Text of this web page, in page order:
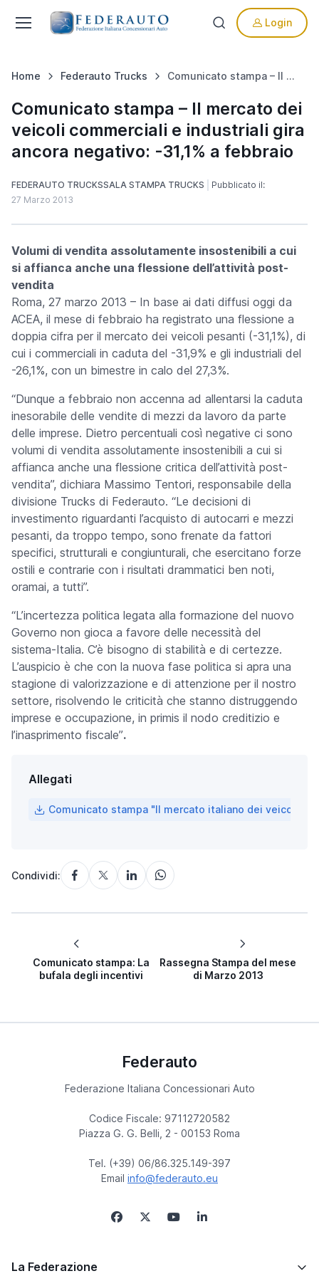
Login
Home Federauto Trucks Comunicato stampa – Il mercato dei veicoli commerciali e industriali gira ancora negativo: -31,1% a febbraio
Comunicato stampa – Il mercato dei
veicoli commerciali e industriali gira
ancora negativo: -31,1% a febbraio
FEDERAUTO TRUCKSSALA STAMPA TRUCKS
Pubblicato il:
27 Marzo 2013
Volumi di vendita assolutamente insostenibili a cui
si affianca anche una flessione dell’attività post-
vendita
Roma, 27 marzo 2013 – In base ai dati diffusi oggi da
ACEA, il mese di febbraio ha registrato una flessione a
doppia cifra per il mercato dei veicoli pesanti (-31,1%), di
cui i commerciali in caduta del -31,9% e gli industriali del
-26,1%, con un bimestre in calo del 27,3%.
“Dunque a febbraio non accenna ad allentarsi la caduta
inesorabile delle vendite di mezzi da lavoro da parte
delle imprese. Dietro percentuali così negative ci sono
volumi di vendita assolutamente insostenibili a cui si
affianca anche una flessione critica dell’attività post-
vendita”, dichiara Massimo Tentori, responsabile della
divisione Trucks di Federauto. “Le decisioni di
investimento riguardanti l’acquisto di autocarri e mezzi
pesanti, da troppo tempo, sono frenate da fattori
specifici, strutturali e congiunturali, che esercitano forze
ostili e contrarie con i risultati drammatici ben noti,
oramai, a tutti”.
“L’incertezza politica legata alla formazione del nuovo
Governo non gioca a favore delle necessità del
sistema-Italia. C’è bisogno di stabilità e di certezze.
L’auspicio è che con la nuova fase politica si apra una
stagione di valorizzazione e di attenzione per il nostro
settore, risolvendo le criticità che stanno distruggendo
imprese e occupazione, in primis il nodo creditizio e
l’inasprimento fiscale”.
Allegati
Comunicato stampa "Il mercato italiano dei veicoli
Condividi:
Comunicato stampa: La
bufala degli incentivi
Rassegna Stampa del mese
di Marzo 2013
Federauto
Federazione Italiana Concessionari Auto
Codice Fiscale: 97112720582
Piazza G. G. Belli, 2 - 00153 Roma
Tel. (+39) 06/86.325.149-397
Email info@federauto.eu
La Federazione